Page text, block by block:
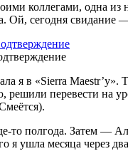
коллегами, одна из
Ой, сегодня свидание
я в «Sierra
решили перевести на
то полгода. Затем —
я ушла месяца через